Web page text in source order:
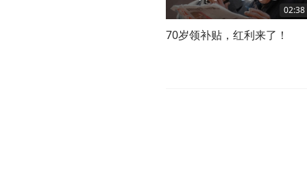
02:38
70岁领补贴，红利来了！